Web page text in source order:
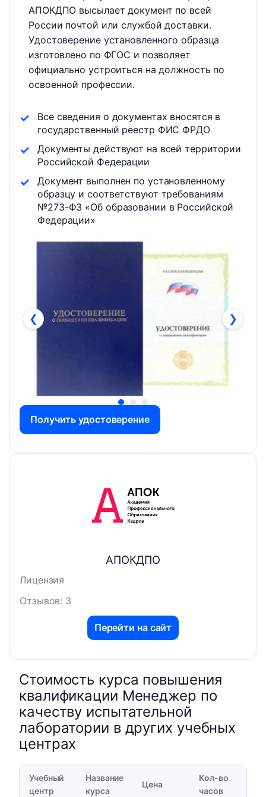
АПОКДПО высылает документ по всей
России почтой или службой доставки.
Удостоверение установленного образца
изготовлено по ФГОС и позволяет
официально устроиться на должность по
освоенной профессии.
Все сведения о документах вносятся в
государственный реестр ФИС ФРДО
Документы действуют на всей территории
Российской Федерации
Документ выполнен по установленному
образцу и соответствуют требованиям
№273-ФЗ «Об образовании в Российской
Федерации»
❮ ❯
Получить удостоверение
АПОКДПО
Лицензия
Отзывов: 3
Перейти на сайт
Стоимость курса повышения
квалификации Менеджер по
качеству испытательной
лаборатории в других учебных
центрах
Учебный
центр
Название
курса
Цена
Кол-во
часов